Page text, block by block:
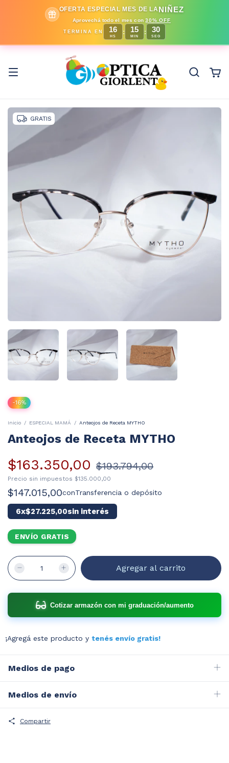
OFERTA ESPECIAL MES DE LANIÑEZ
Aprovechá todo el mes con30% OFF
TERMINA EN 16
HS
: 15
MIN
: 29
SEG
GRATIS
-16%
Inicio / ESPECIAL MAMÁ / Anteojos de Receta MYTHO
Anteojos de Receta MYTHO
$163.350,00 $193.794,00
Precio sin impuestos $135.000,00
$147.015,00conTransferencia o depósito
6x$27.225,00sin interés
ENVÍO GRATIS
Cotizar armazón con mi graduación/aumento
¡Agregá este producto y tenés envío gratis!
Medios de pago
Medios de envío
Compartir